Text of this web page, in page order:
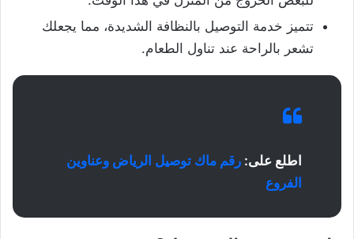
تتميز خدمة التوصيل بالنظافة الشديدة، مما يجعلك
تشعر بالراحة عند تناول الطعام.
اطلع على: رقم ماك توصيل الرياض وعناوين
الفروع